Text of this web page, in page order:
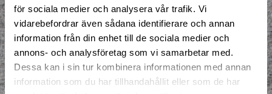
för sociala medier och analysera vår trafik. Vi
vidarebefordrar även sådana identifierare och annan
information från din enhet till de sociala medier och
annons- och analysföretag som vi samarbetar med.
Dessa kan i sin tur kombinera informationen med annan
information som du har tillhandahållit eller som de har
Mässa
NPF-Träning
Parkour
Påsk på Dome